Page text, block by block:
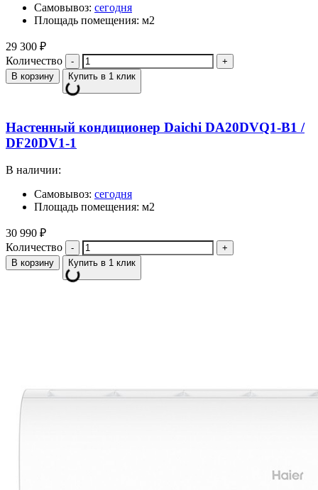
Самовывоз: сегодня
Площадь помещения: м2
29 300 ₽
Количество
В корзину Купить в 1 клик
Настенный кондиционер Daichi DA20DVQ1-B1 /
DF20DV1-1
В наличии:
Самовывоз: сегодня
Площадь помещения: м2
30 990 ₽
Количество
В корзину Купить в 1 клик